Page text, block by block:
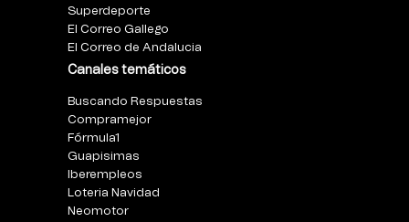
Superdeporte
El Correo Gallego
El Correo de Andalucia
Canales temáticos
Buscando Respuestas
Compramejor
Fórmula1
Guapisimas
Iberempleos
Loteria Navidad
Neomotor